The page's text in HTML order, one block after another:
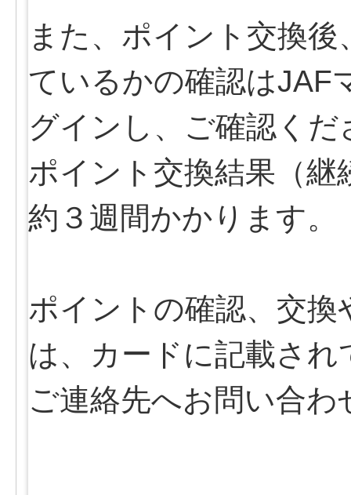
また、ポイント交換
ているかの確認はJAF
グインし、ご確認くだ
ポイント交換結果（継
約３週間かかります。
ポイントの確認、交
は、カードに記載さ
ご連絡先へお問い合わ